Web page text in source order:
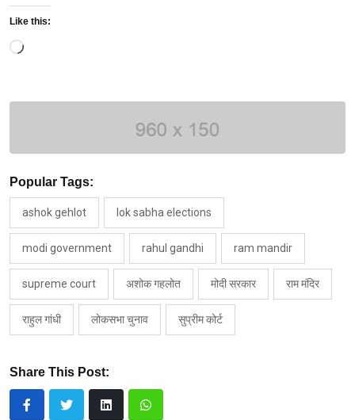
Like this:
Loading…
Popular Tags:
ashok gehlot lok sabha elections
modi government rahul gandhi ram mandir
supreme court अशोक गहलोत मोदी सरकार राम मंदिर
राहुल गांधी लोकसभा चुनाव सुप्रीम कोर्ट
Share This Post: